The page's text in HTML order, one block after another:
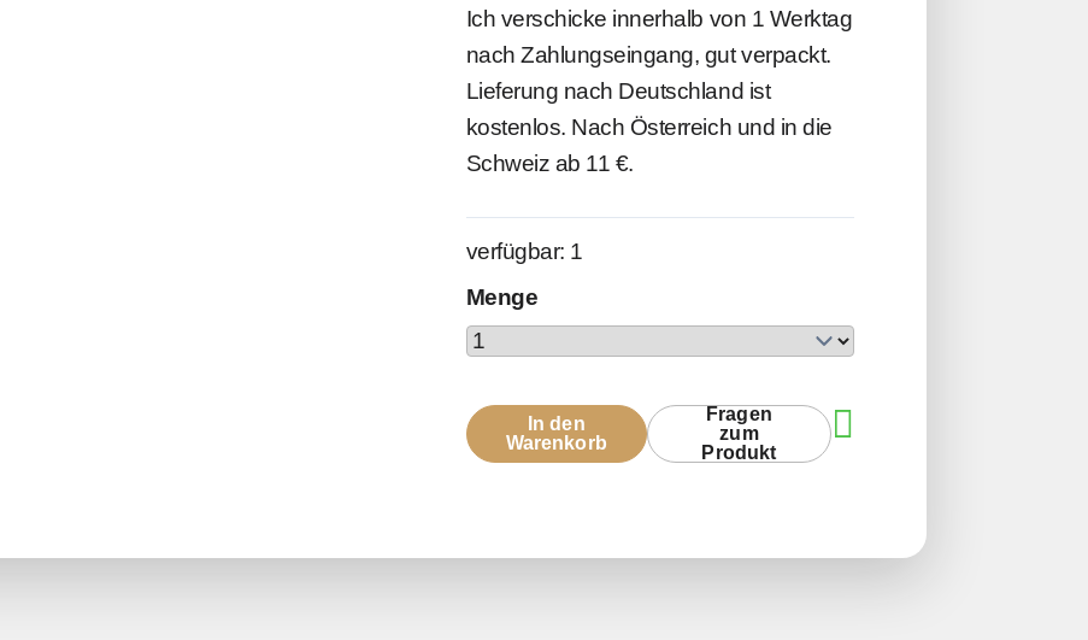
Ich verschicke innerhalb von 1 Werktag
nach Zahlungseingang, gut verpackt.
Lieferung nach Deutschland ist
kostenlos. Nach Österreich und in die
Schweiz ab 11 €.
verfügbar: 1
Menge
In den
Warenkorb
Fragen
zum
Produkt